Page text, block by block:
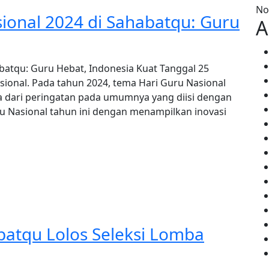
2024 di Sahabatqu: Guru
Guru Hebat, Indonesia Kuat Tanggal 25
Pada tahun 2024, tema Hari Guru Nasional
peringatan pada umumnya yang diisi dengan
Nasional tahun ini dengan menampilkan inovasi
Lolos Seleksi Lomba